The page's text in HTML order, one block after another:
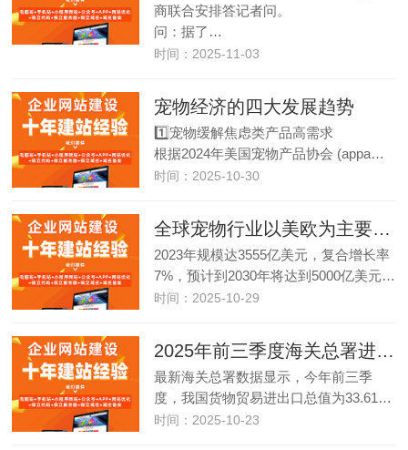
商联合安排答记者问。
问：据了…
时间：2025-11-03
宠物经济的四大发展趋势
1️⃣宠物缓解焦虑类产品高需求
根据2024年美国宠物产品协会 (appa…
时间：2025-10-30
全球宠物行业以美欧为主要市场
2023年规模达3555亿美元，复合增长率
7%，预计到2030年将达到5000亿美元…
时间：2025-10-29
2025年前三季度海关总署进出口数据情况
最新海关总署数据显示，今年前三季
度，我国货物贸易进出口总值为33.61…
时间：2025-10-23